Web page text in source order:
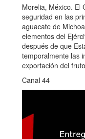
Morelia, México. El
seguridad en las
aguacate de
elementos del
después de que
temporalmente las
exportación del
Canal 44